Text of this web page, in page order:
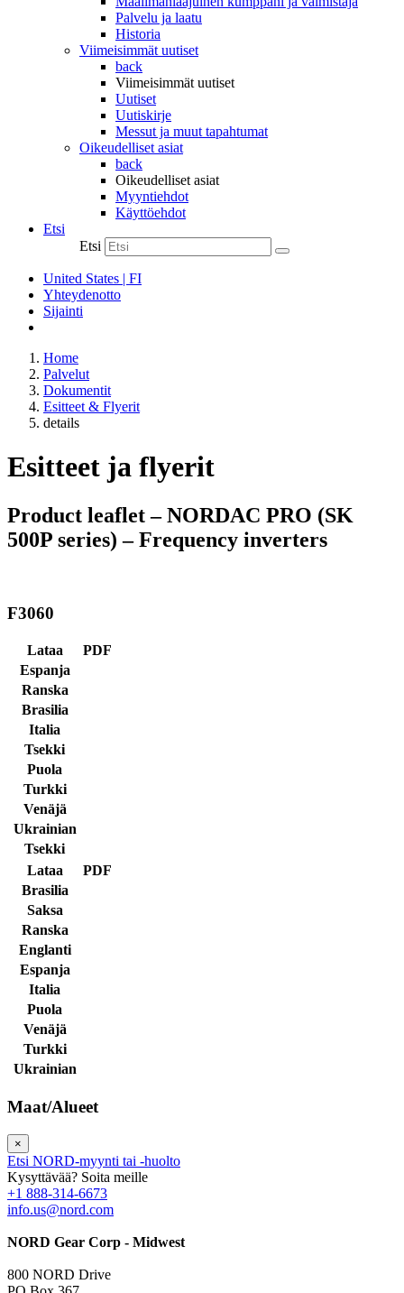
Palvelu ja laatu
Historia
Viimeisimmät uutiset
back
Viimeisimmät uutiset
Uutiset
Uutiskirje
Messut ja muut tapahtumat
Oikeudelliset asiat
back
Oikeudelliset asiat
Myyntiehdot
Käyttöehdot
Etsi
Etsi
United States | FI
Yhteydenotto
Sijainti
Home
Palvelut
Dokumentit
Esitteet & Flyerit
details
Esitteet ja flyerit
Product leaflet – NORDAC PRO (SK
500P series) – Frequency inverters
F3060
Lataa
PDF
Espanja
Ranska
Brasilia
Italia
Tsekki
Puola
Turkki
Venäjä
Ukrainian
Tsekki
Lataa
PDF
Brasilia
Saksa
Ranska
Englanti
Espanja
Italia
Puola
Venäjä
Turkki
Ukrainian
Maat/Alueet
×
Etsi NORD-myynti tai -huolto
Kysyttävää? Soita meille
+1 888-314-6673
info.us@nord.com
NORD Gear Corp - Midwest
800 NORD Drive